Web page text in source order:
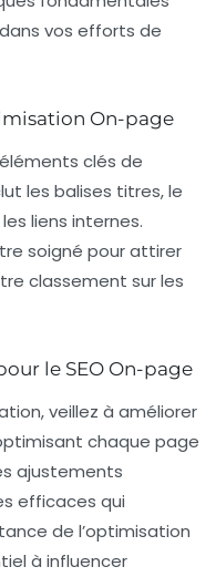
dans vos efforts de
On-page
clés de
les balises titres, le
liens internes.
soigné pour attirer
classement sur les
le SEO On-page
veillez à améliorer
chaque page
ajustements
efficaces qui
de l’optimisation
à influencer